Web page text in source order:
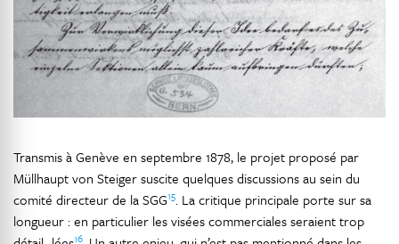
Transmis à Genève en septembre 1878, le projet proposé par
Müllhaupt von Steiger suscite quelques discussions au sein du
comité directeur de la SGG15. La critique principale porte sur sa
longueur : en particulier les visées commerciales seraient trop
16